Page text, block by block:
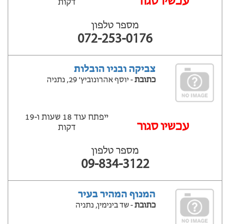
דקות
מספר טלפון
072-253-0176
צביקה ובניו הובלות
כתובת- יוסף אהרונוביץ' 29, נתניה
עכשיו סגור
ייפתח עוד 18 שעות ‫ו-19
דקות
מספר טלפון
09-834-3122
המנוף המהיר בעיר
כתובת- שד בינימין, נתניה